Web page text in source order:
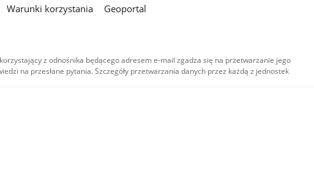
Warunki korzystania
Geoportal
z odnośnika będącego adresem e-mail zgadza się na przetwarzanie jego
na przesłane pytania. Szczegóły przetwarzania danych przez każdą z jednostek
i wideo,
-